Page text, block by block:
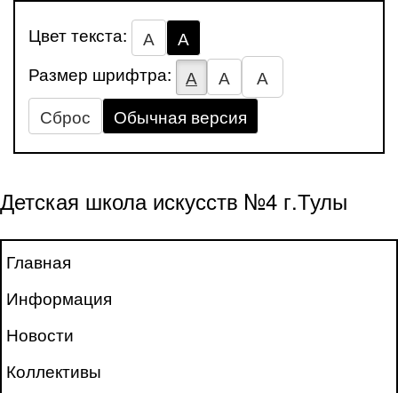
Цвет текста: А
А
Размер шрифтра:
А А
А
Сброс
Обычная версия
Детская школа искусств №4 г.Тулы
Главная
Информация
Новости
Коллективы